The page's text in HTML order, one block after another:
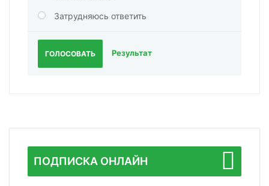
Затрудняюсь ответить
ГОЛОСОВАТЬ Результат
ПОДПИСКА ОНЛАЙН